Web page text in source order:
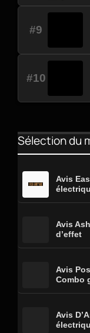
#9
#10
Sélection du
Avis
Avis
d’effet
Avis
Combo
Avis